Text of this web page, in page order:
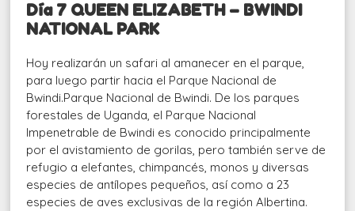
Día 7 QUEEN ELIZABETH – BWINDI
NATIONAL PARK
Hoy realizarán un safari al amanecer en el parque,
para luego partir hacia el Parque Nacional de
Bwindi.Parque Nacional de Bwindi. De los parques
forestales de Uganda, el Parque Nacional
Impenetrable de Bwindi es conocido principalmente
por el avistamiento de gorilas, pero también serve de
refugio a elefantes, chimpancés, monos y diversas
especies de antílopes pequeños, así como a 23
especies de aves exclusivas de la región Albertina.